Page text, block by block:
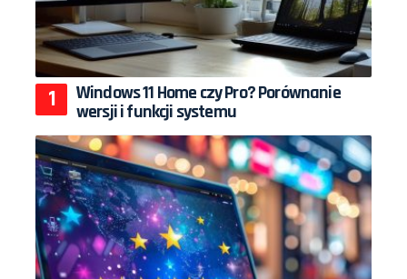
Windows 11 Home czy Pro? Porównanie
wersji i funkcji systemu